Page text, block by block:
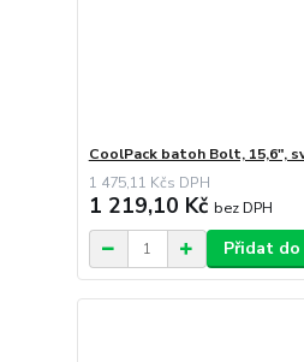
CoolPack batoh Bolt, 15,6",
1 475,11 Kč
1 219,10 Kč bez DPH
Přidat do